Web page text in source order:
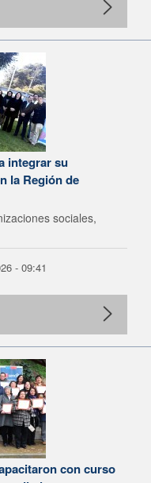
integrar su
la Región de
sociales,
- 09:41
con curso